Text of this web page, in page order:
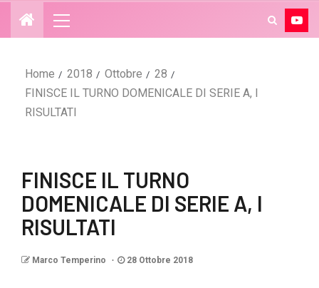
Home 2018 Ottobre
28
FINISCE IL TURNO DOMENICALE DI SERIE A, I
RISULTATI
FINISCE IL TURNO
DOMENICALE DI SERIE A, I
RISULTATI
Marco Temperino 28 Ottobre 2018